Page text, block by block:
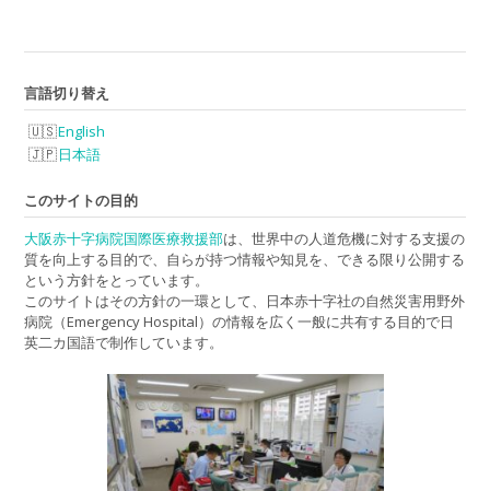
言語切り替え
English
日本語
このサイトの目的
大阪赤十字病院国際医療救援部は、世界中の人道危機に対する支援の
質を向上する目的で、自らが持つ情報や知見を、できる限り公開する
という方針をとっています。
このサイトはその方針の一環として、日本赤十字社の自然災害用野外
病院（Emergency Hospital）の情報を広く一般に共有する目的で日
英二カ国語で制作しています。